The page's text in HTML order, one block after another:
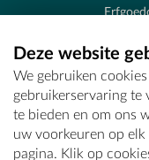
E -
Deze website
We gebruiken
gebruikerservaring te
te bieden en om ons
uw voorkeuren op
pagina. Klik op